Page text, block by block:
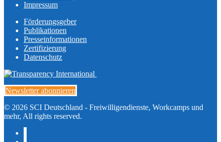
Impressum
Förderungsgeber
Publikationen
Presseinformationen
Zertifizierung
Datenschutz
Newsletter abonnieren
© 2026 SCI Deutschland - Freiwilligendienste, Workcamps und
mehr, All rights reserved.